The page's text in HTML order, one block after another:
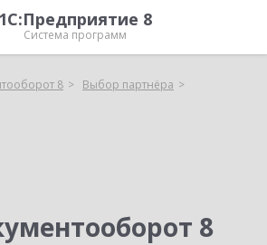
1С:Предприятие 8
Система программ
8
Выбор партнёра
8